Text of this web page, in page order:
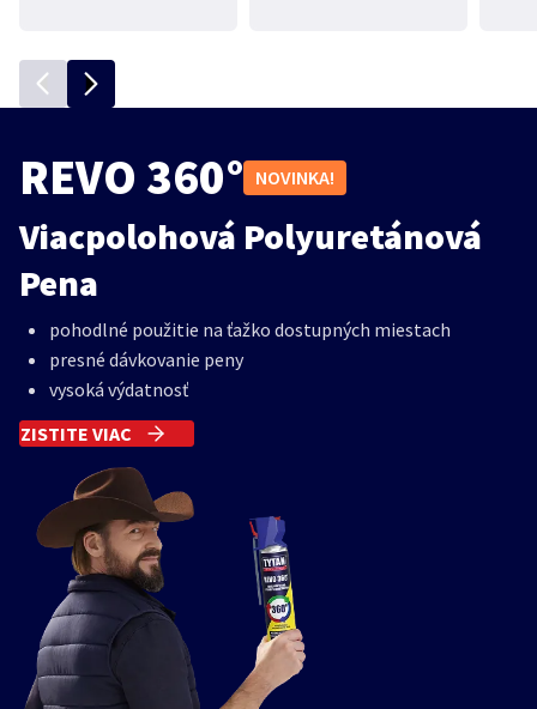
REVO 360° NOVINKA!
Viacpolohová Polyuretánová
Pena
pohodlné použitie na ťažko dostupných miestach
presné dávkovanie peny
vysoká výdatnosť
ZISTITE VIAC